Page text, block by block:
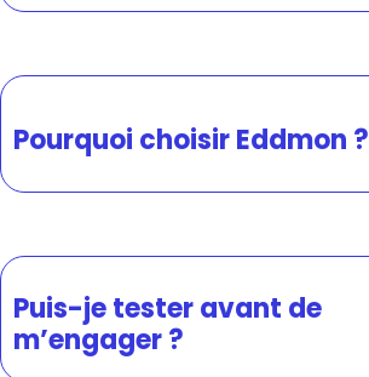
Pourquoi choisir Eddmon ?
Puis-je tester avant de
m’engager ?